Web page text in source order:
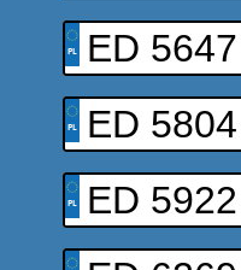
ED 5647
ED 5804
ED 5922